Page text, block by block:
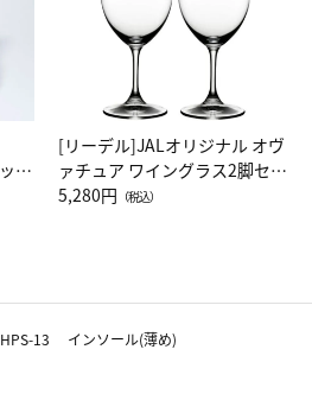
グ
[リーデル]JALオリジナル オヴ
ァチュア ワイングラス2脚セッ
ト（レッドワイン）
5,280円 （税込）
HPS-13 インソール(薄め)